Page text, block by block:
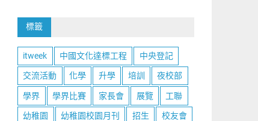
標籤
itweek 中國文化達標工程 中央登記
交流活動 化學 升學 培訓 夜校部
學界 學界比賽 家長會 展覽 工聯
幼稚園 幼稚園校園月刊 招生 校友會